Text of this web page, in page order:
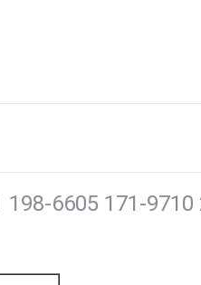
6605 171-9710